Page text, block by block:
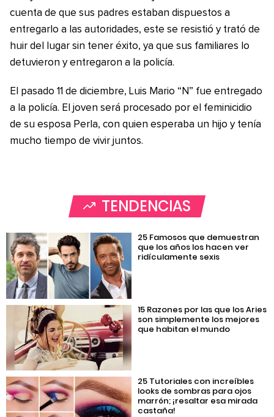
cuenta de que sus padres estaban dispuestos a
entregarlo a las autoridades, este se resistió y trató de
huir del lugar sin tener éxito, ya que sus familiares lo
detuvieron y entregaron a la policía.
El pasado 11 de diciembre, Luis Mario “N” fue entregado
a la policía. El joven será procesado por el feminicidio
de su esposa Perla, con quien esperaba un hijo y tenía
mucho tiempo de vivir juntos.
TENDENCIAS
25 Famosos que demuestran
que los años los hacen ver
ridículamente sexis
15 Razones por las que los Aries
son simplemente los mejores
que habitan el mundo
25 Tutoriales con increíbles
looks de sombras para ojos
marrón; ¡resaltar esa mirada
castaña!